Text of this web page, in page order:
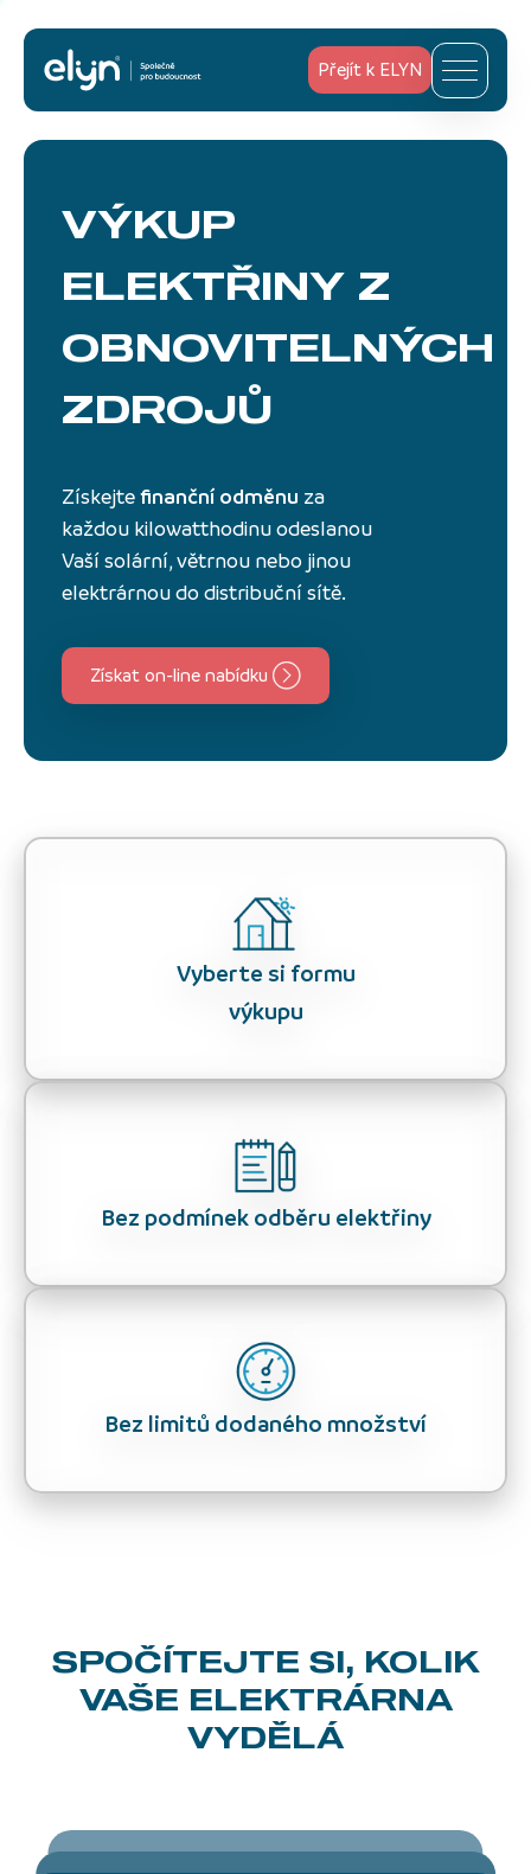
Přejít k ELYN
VÝKUP
ELEKTŘINY Z
OBNOVITELNÝCH
ZDROJŮ
Získejtefinanční odměnu za
každou kilowatthodinu odeslanou
Vaší solární, větrnou nebo jinou
elektrárnou do distribuční sítě.
Získat on-line nabídku
Vyberte si formu
výkupu
Bez podmínek odběru elektřiny
Bez limitů dodaného množství
SPOČÍTEJTE SI, KOLIK
VAŠE ELEKTRÁRNA
VYDĚLÁ